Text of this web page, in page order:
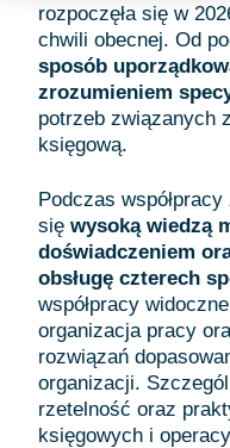
rozpoczęła się w
chwili obecnej. Od
sposób
zrozumieniem
potrzeb związanych
księgową.
Podczas współpracy
się wysoką wiedzą
doświadczeniem
obsługę czterech
współpracy
organizacja pracy
rozwiązań
organizacji.
rzetelność oraz
księgowych i